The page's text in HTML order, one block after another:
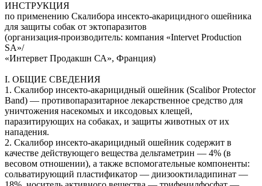
ИНСТРУКЦИЯ
по применению Скалибора инсекто-акарицидного ошейника
для защиты собак от эктопаразитов
(организация-производитель: компания «Intervet Production
SA»/
«Интервет Продакшн СА», Франция)
I. ОБЩИЕ СВЕДЕНИЯ
1. Скалибор инсекто-акарицидный ошейник (Scalibor Protector
Band) — противопаразитарное лекарственное средство для
уничтожения насекомых и иксодовых клещей,
паразитирующих на собаках, и защиты животных от их
нападения.
2. Скалибор инсекто-акарицидный ошейник содержит в
качестве действующего вещества дельтаметрин — 4% (в
весовом отношении), а также вспомогательные компоненты:
сольватирующий пластификатор — диизооктиладипинат —